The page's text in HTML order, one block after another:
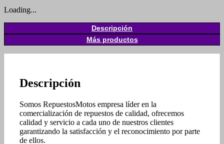
Loading...
Descripción
Más productos
Descripción
Somos RepuestosMotos empresa líder en la
comercialización de repuestos de calidad, ofrecemos
calidad y servicio a cada uno de nuestros clientes
garantizando la satisfacción y el reconocimiento por parte
de ellos.